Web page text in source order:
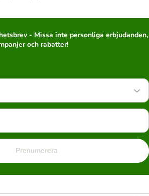
- Missa inte personliga erbjudanden,
och rabatter!
Prenumerera